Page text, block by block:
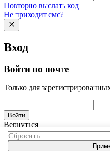
Сбросить
Повторно выслать код
Не приходит смс?
Вход
Войти по почте
Только для
Войти
Вернуться